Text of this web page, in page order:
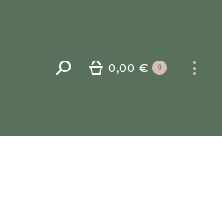
Recherche
0,00 € 0